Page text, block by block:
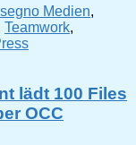
Medien,
Teamwork,
lädt 100 Files
OCC